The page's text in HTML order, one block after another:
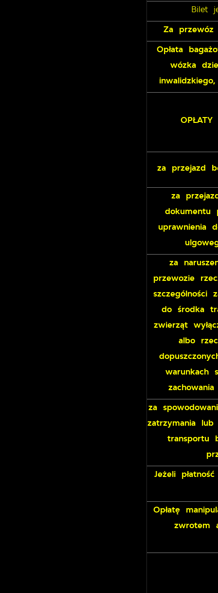
Bilet
Za
Opłata
wózka
OPŁATY
za przejazd
za
dokumentu
uprawnienia
za
przewozie
szczególności
do środka
zwierząt
albo
warunkach
za
zatrzymania
transportu
Jeżeli
Opłatę
zwrotem